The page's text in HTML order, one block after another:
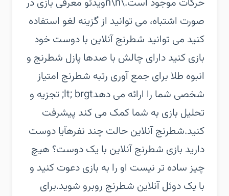
صورت اشتباه، می توانید از گزینه لغو استفاده
کنید‏ می توانید شطرنج آنلاین با دوست خود
بازی کنید‏ دارای چالش با صدها پازل شطرنج و
انبوه طلا برای جمع آوری‏ رتبه شطرنج امتیاز
شخصی شما را ارائه می دهدlt; brgt; تجزیه و
تحلیل بازی به شما کمک می کند پیشرفت
کنید.‏شطرنج آنلاین حالت چند نفره‏آیا دوست
دارید بازی شطرنج آنلاین با یک دوست؟ هیچ
چیز ساده تر نیست او را به بازی دعوت کنید و
با یک دوئل آنلاین شطرنج روبرو شوید.‏برای